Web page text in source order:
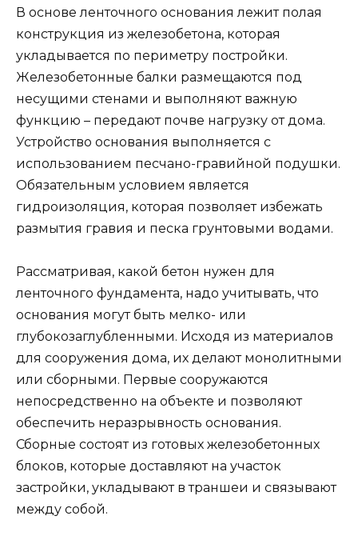
В основе ленточного основания лежит полая
конструкция из железобетона, которая
укладывается по периметру постройки.
Железобетонные балки размещаются под
несущими стенами и выполняют важную
функцию – передают почве нагрузку от дома.
Устройство основания выполняется с
использованием песчано-гравийной подушки.
Обязательным условием является
гидроизоляция, которая позволяет избежать
размытия гравия и песка грунтовыми водами.
Рассматривая, какой бетон нужен для
ленточного фундамента, надо учитывать, что
основания могут быть мелко- или
глубокозаглубленными. Исходя из материалов
для сооружения дома, их делают монолитными
или сборными. Первые сооружаются
непосредственно на объекте и позволяют
обеспечить неразрывность основания.
Сборные состоят из готовых железобетонных
блоков, которые доставляют на участок
застройки, укладывают в траншеи и связывают
между собой.